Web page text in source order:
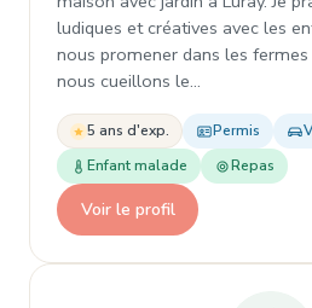
ludiques et créatives avec les
nous promener dans les
nous cueillons le…
5 ans d'exp. Permis
Enfant malade
Repas
Voir le profil